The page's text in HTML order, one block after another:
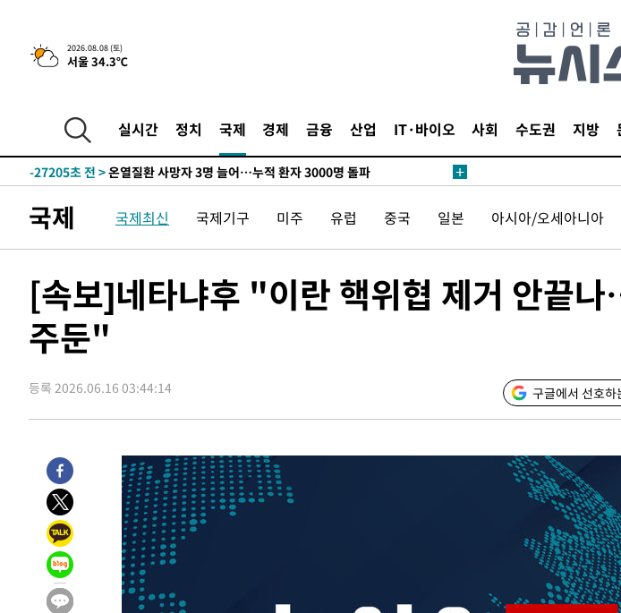
2026.08.08 (토)
서울 34.3℃
실시간 정치 국제 경제 금융 산업 IT·바이오 사회 수도권 지방
4시간 전 >[속보]뉴욕증시 상승 마감…S&P 0.6% 나스닥 1.3%↑
-28454초 전 >
[속보]이강인 "감독님이 원하는 마음 느꼈고, 많은 트로피 원해 아
틀레티코 이적"
-28236초 전 >
-27205초 전 >온열질환 사망자 3명 늘어…누적 환자 3000명 돌파
-17257초 전 >
백운산서 80년근 천종산삼 9뿌리 발견…감정가 1.3억원
-14967초 전 >선재도서 해루질 나섰다 실종 60대, 닷새 만에 숨진 채 발견
-11877초 전 >
여수 오동도 해상서 모터보트 전복…1명 사망·1명 실종
-8104초 전 >극한폭염 한풀 꺾이지만…'낮 최고 35도' 무더위, 열대야 계속[다음
주 날씨]
-5122초 전 >
송"
2시간 전 >'최고 37도' 폭염 지속…강원동해안 최대 150㎜ 비
4시간 전 >[속보]뉴욕증시 상승 마감…S&P 0.6% 나스닥 1.3%↑
-28454초 전 >
[속보]이강인 "감독님이 원하는 마음 느꼈고, 많은 트로피 원해 아
틀레티코 이적"
-28236초 전 >
수도권 40도 육박 '펄펄'…동해안 일부 지역엔 호의주의보
-27205초 전 >
온열질환 사망자 3명 늘어…누적 환자 3000명 돌파
-21150초 전 >
강릉에 시간당 81.4㎜ 물폭탄…도로 잠기고 담벼락 붕괴
-17257초 전 >
백운산서 80년근 천종산삼 9뿌리 발견…감정가 1.3억원
-14967초 전 >
선재도서 해루질 나섰다 실종 60대, 닷새 만에 숨진 채 발견
국제 국제최신 국제기구 미주 유럽 중국 일본 아시아/오세아니아
[속보]네타냐후 "이란 핵위협 제거 안끝
주둔"
등록 2026.06.16 03:44:14 구글에서 선호하